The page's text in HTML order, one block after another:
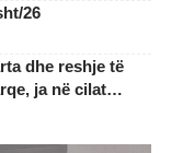
26
dhe reshje të
ja në cilat…